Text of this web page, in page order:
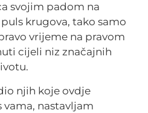
svojim padom na
krugova, tako samo
vrijeme na pravom
cijeli niz značajnih
njih koje ovdje
nastavljam